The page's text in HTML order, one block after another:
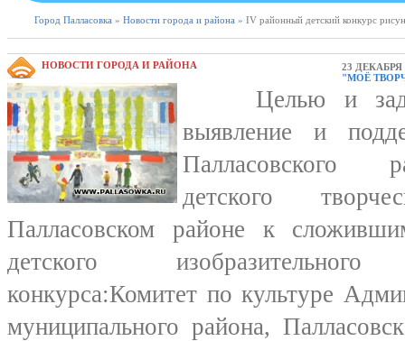
Город Палласовка » Новости города и района » IV районный детский конкурс
НОВОСТИ ГОРОДА И РАЙОНА
23 ДЕКАБРЯ
"МОЁ
Целью и
выявление и
Палласовского
детского
Палласовском районе к
детского изобразительного
конкурса:Комитет по культуре
муниципального района,